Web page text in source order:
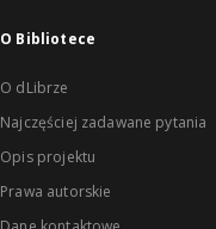
O Bibliotece
O dLibrze
Najczęściej zadawane pytania
Opis projektu
Prawa autorskie